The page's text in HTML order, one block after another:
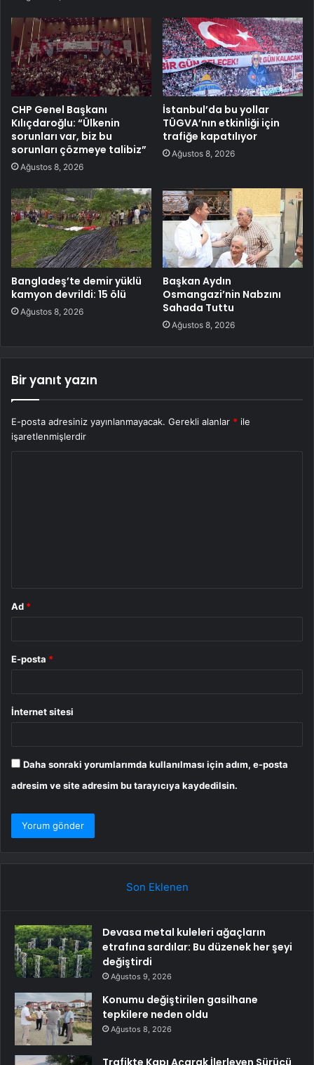
CHP Genel Başkanı
Kılıçdaroğlu: “Ülkenin
sorunları var, biz bu
sorunları çözmeye talibiz”
Ağustos 8, 2026
İstanbul’da bu yollar
TÜGVA’nın etkinliği için
trafiğe kapatılıyor
Ağustos 8, 2026
Bangladeş’te demir yüklü
kamyon devrildi: 15 ölü
Ağustos 8, 2026
Başkan Aydın
Osmangazi’nin Nabzını
Sahada Tuttu
Ağustos 8, 2026
Bir yanıt yazın
E-posta adresiniz yayınlanmayacak. Gerekli alanlar * ile
işaretlenmişlerdir
Ad *
E-posta *
İnternet sitesi
Daha sonraki yorumlarımda kullanılması için adım, e-posta
adresim ve site adresim bu tarayıcıya kaydedilsin.
Son Eklenen
Devasa metal kuleleri ağaçların
etrafına sardılar: Bu düzenek her şeyi
değiştirdi
Ağustos 9, 2026
Konumu değiştirilen gasilhane
tepkilere neden oldu
Ağustos 8, 2026